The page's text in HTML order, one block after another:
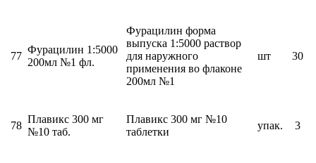
77
Фурацилин 1:5000
200мл №1 фл.
Фурацилин форма
выпуска 1:5000 раствор
для наружного
применения во флаконе
200мл №1
шт 30
78
Плавикс 300 мг
№10 таб.
Плавикс 300 мг №10
таблетки
упак. 3